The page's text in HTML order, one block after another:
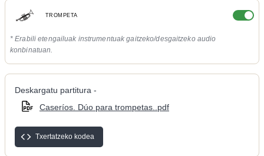
TROMPETA
* Erabili etengailuak instrumentuak gaitzeko/desgaitzeko audio
konbinatuan.
Deskargatu partitura -
Caseríos. Dúo para trompetas..pdf
Txertatzeko kodea